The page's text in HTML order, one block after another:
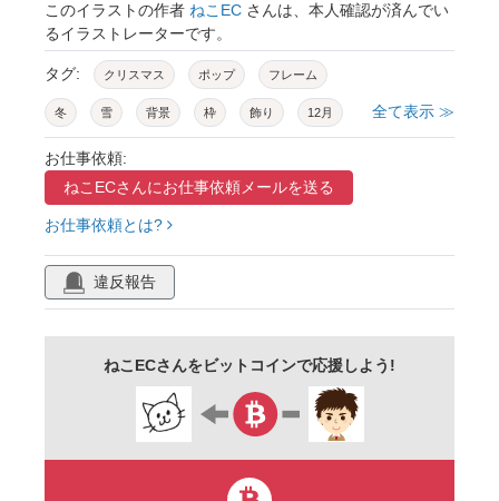
このイラストの作者 ねこEC さんは、本人確認が済んでい
るイラストレーターです。
タグ: クリスマス ポップ フレーム
冬 雪 背景 枠 飾り 12月
三角 結晶
あしらい 装飾 かわいい おしゃれ
ドット アイキャッチ
メッセージ カード
イベント セール
パーティ 賑やか 招待状 素材
全て表示 ≫
お仕事依頼:
ねこECさんにお仕事依頼メールを送る
お仕事依頼とは?
違反報告
ねこECさんをビットコインで応援しよう!